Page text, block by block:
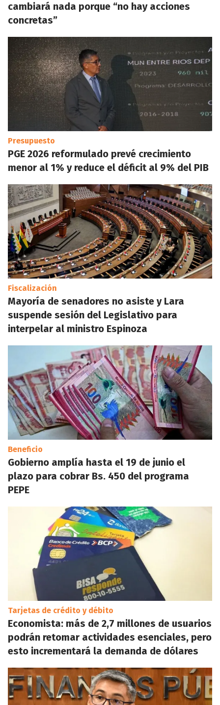
cambiará nada porque “no hay acciones
concretas”
Presupuesto
PGE 2026 reformulado prevé crecimiento
menor al 1% y reduce el déficit al 9% del PIB
Fiscalización
Mayoría de senadores no asiste y Lara
suspende sesión del Legislativo para
interpelar al ministro Espinoza
Beneficio
Gobierno amplía hasta el 19 de junio el
plazo para cobrar Bs. 450 del programa
PEPE
Tarjetas de crédito y débito
Economista: más de 2,7 millones de usuarios
podrán retomar actividades esenciales, pero
esto incrementará la demanda de dólares